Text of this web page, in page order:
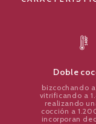
Doble
bizcochando a
vitrificando a
realizando
cocción a
incorporan